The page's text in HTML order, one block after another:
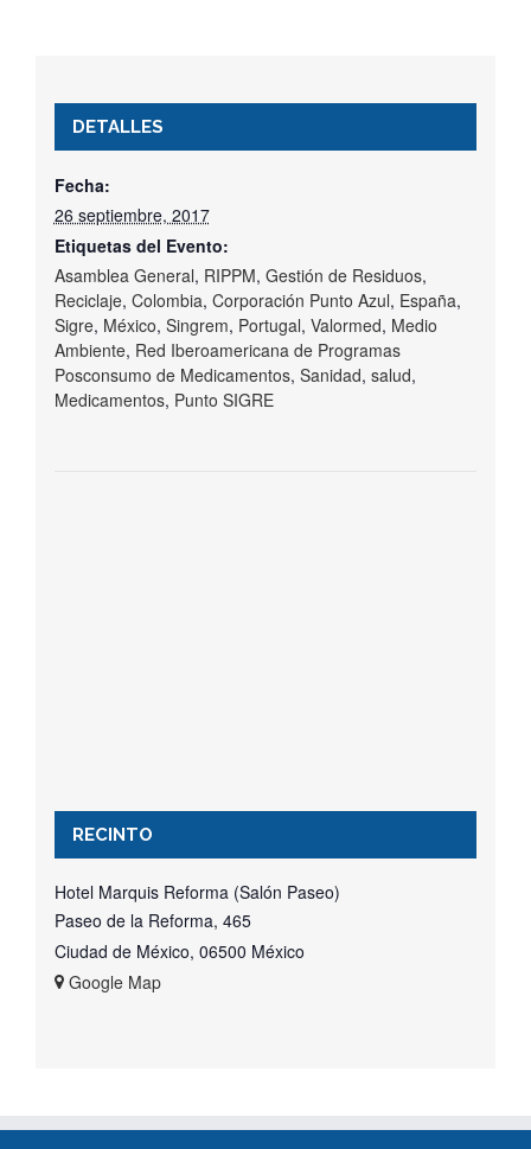
DETALLES
Fecha:
26 septiembre, 2017
Etiquetas del Evento:
Asamblea General, RIPPM, Gestión de Residuos,
Reciclaje, Colombia, Corporación Punto Azul, España,
Sigre, México, Singrem, Portugal, Valormed, Medio
Ambiente, Red Iberoamericana de Programas
Posconsumo de Medicamentos, Sanidad, salud,
Medicamentos, Punto SIGRE
RECINTO
Hotel Marquis Reforma (Salón Paseo)
Paseo de la Reforma, 465
Ciudad de México, 06500 México
+ Google Map